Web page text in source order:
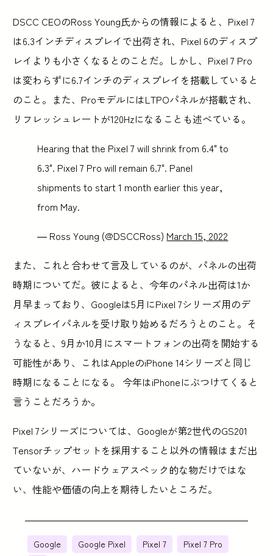
DSCC CEOのRoss Young氏からの情報によると、Pixel 7
は6.3インチディスプレイで出荷され、Pixel 6のディスプ
レイよりも小さくなるとのことだ。しかし、Pixel 7 Pro
は変わらずに6.7インチのディスプレイを搭載していると
のこと。また、ProモデルにはLTPOパネルが搭載され、
リフレッシュレートが120Hzになることも述べている。
Hearing that the Pixel 7 will shrink from 6.4" to
6.3". Pixel 7 Pro will remain 6.7". Panel
shipments to start 1 month earlier this year,
from May.
— Ross Young (@DSCCRoss) March 15, 2022
また、これと合わせて言及しているのが、パネルの出荷
時期についてだ。彼によると、今年のパネル出荷は1か
月早まっており、Googleは5月にPixel 7シリーズ用のデ
ィスプレイパネルを受け取り始めるだろうとのこと。そ
うなると、9月か10月にスマートフォンの出荷を開始する
可能性があり、これはAppleのiPhone 14シリーズと同じ
時期になることになる。 今年はiPhoneにぶつけてくると
言うことだろうか。
Pixel 7シリーズについては、Googleが第2世代のGS201
Tensorチップセットを採用すること以外の情報はまだ出
ていないが、ハードウェアスペック的な物だけではな
い、性能や価値の向上を期待したいところだ。
Google Google Pixel Pixel 7
Pixel 7 Pro